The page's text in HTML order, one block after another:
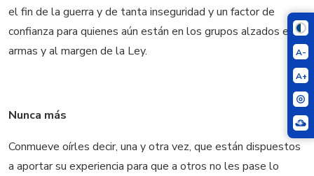
A-
A+
el fin de la guerra y de tanta inseguridad y un factor de
confianza para quienes aún están en los grupos alzados en
armas y al margen de la Ley.
Nunca más
Conmueve oírles decir, una y otra vez, que están dispuestos
a aportar su experiencia para que a otros no les pase lo